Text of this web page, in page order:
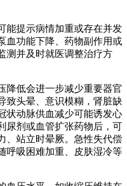
能提示病情加重或存在并发
血功能下降、药物副作用或
测并及时就医调整治疗方
降低会进一步减少重要器官
致头晕、意识模糊，肾脏缺
状动脉供血减少可能诱发心
尿剂或血管扩张药物后，可
、站立时晕厥。急性失代偿
呼吸困难加重、皮肤湿冷等